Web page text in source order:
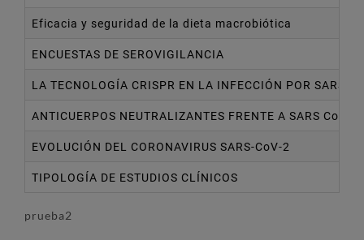
Eficacia y seguridad de la dieta macrobiótica
ENCUESTAS DE SEROVIGILANCIA
LA TECNOLOGÍA CRISPR EN LA INFECCIÓN POR SARS-
ANTICUERPOS NEUTRALIZANTES FRENTE A SARS CoV-2
EVOLUCIÓN DEL CORONAVIRUS SARS-CoV-2
TIPOLOGÍA DE ESTUDIOS CLÍNICOS
Paginación
prueba2